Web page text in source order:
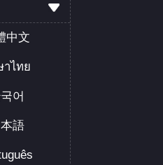
中文
าไทย
어
本語